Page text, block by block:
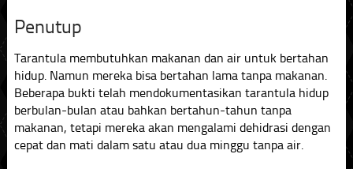
Penutup
Tarantula membutuhkan makanan dan air untuk bertahan
hidup. Namun mereka bisa bertahan lama tanpa makanan.
Beberapa bukti telah mendokumentasikan tarantula hidup
berbulan-bulan atau bahkan bertahun-tahun tanpa
makanan, tetapi mereka akan mengalami dehidrasi dengan
cepat dan mati dalam satu atau dua minggu tanpa air.